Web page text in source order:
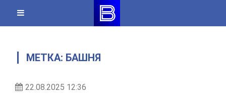
content
МЕТКА: БАШНЯ
22.08.2025 12:36